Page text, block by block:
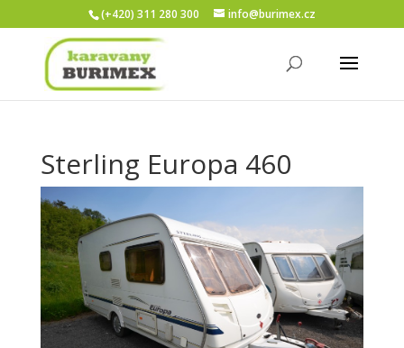
(+420) 311 280 300 info@burimex.cz
Sterling Europa 460